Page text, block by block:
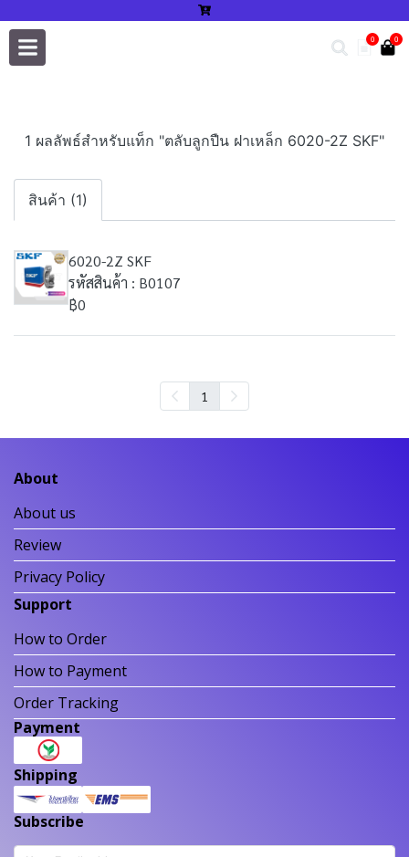
0 0
1 ผลลัพธ์สำหรับแท็ก "ตลับลูกปืน ฝาเหล็ก 6020-2Z SKF"
สินค้า (1)
6020-2Z SKF
รหัสสินค้า : B0107
฿0
1
About
About us
Review
Privacy Policy
Support
How to Order
How to Payment
Order Tracking
Payment
Shipping
Subscribe